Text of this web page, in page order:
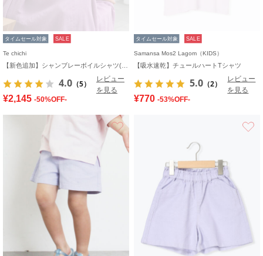
タイムセール対象 SALE
Te chichi
4.0 （5）
レビュー
を見る
¥2,145 -50%OFF-
タイムセール対象 SALE
Samansa Mos2 Lagom（KIDS）
【吸水速乾】チュールハートTシャツ
5.0 （2）
レビュー
を見る
¥770 -53%OFF-